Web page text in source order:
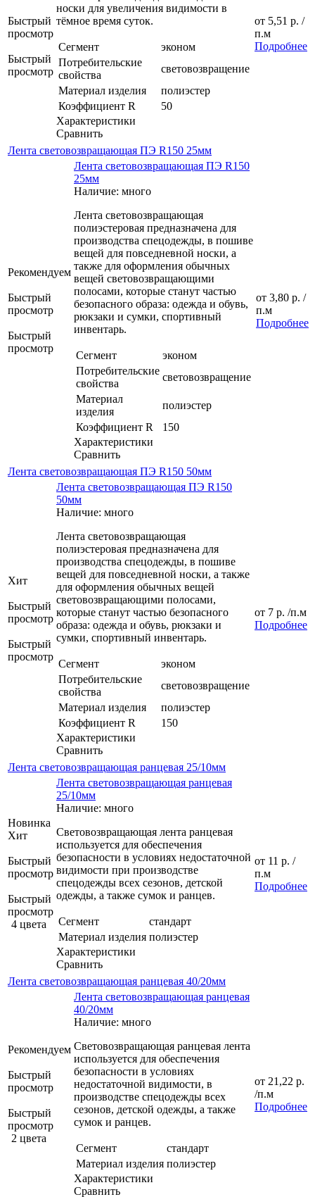
Быстрый
просмотр
Быстрый
просмотр
носки для увеличения видимости в
тёмное время суток.
Сегмент
эконом
Потребительские
свойства
световозвращение
Материал изделия
полиэстер
Коэффициент R
50
Характеристики
Сравнить
от 5,51 р. /
п.м
Подробнее
Лента световозвращающая ПЭ R150 25мм
Рекомендуем
Быстрый
просмотр
Быстрый
просмотр
Лента световозвращающая ПЭ R150
25мм
Наличие: много
Лента световозвращающая
полиэстеровая предназначена для
производства спецодежды, в пошиве
вещей для повседневной носки, а
также для оформления обычных
вещей световозвращающими
полосами, которые станут частью
безопасного образа: одежда и обувь,
рюкзаки и сумки, спортивный
инвентарь.
Сегмент
эконом
Потребительские
свойства
световозвращение
Материал
изделия
полиэстер
Коэффициент R
150
Характеристики
Сравнить
от 3,80 р. /
п.м
Подробнее
Лента световозвращающая ПЭ R150 50мм
Хит
Быстрый
просмотр
Быстрый
просмотр
Лента световозвращающая ПЭ R150
50мм
Наличие: много
Лента световозвращающая
полиэстеровая предназначена для
производства спецодежды, в пошиве
вещей для повседневной носки, а также
для оформления обычных вещей
световозвращающими полосами,
которые станут частью безопасного
образа: одежда и обувь, рюкзаки и
сумки, спортивный инвентарь.
Сегмент
эконом
Потребительские
свойства
световозвращение
Материал изделия
полиэстер
Коэффициент R
150
Характеристики
Сравнить
от 7 р. /п.м
Подробнее
Лента световозвращающая ранцевая 25/10мм
Новинка
Хит
Быстрый
просмотр
Быстрый
просмотр
4 цвета
Лента световозвращающая ранцевая
25/10мм
Наличие: много
Световозвращающая лента ранцевая
используется для обеспечения
безопасности в условиях недостаточной
видимости при производстве
спецодежды всех сезонов, детской
одежды, а также сумок и ранцев.
Сегмент
стандарт
Материал изделия полиэстер
Характеристики
Сравнить
от 11 р. /
п.м
Подробнее
Лента световозвращающая ранцевая 40/20мм
Рекомендуем
Быстрый
просмотр
Быстрый
просмотр
2 цвета
Лента световозвращающая ранцевая
40/20мм
Наличие: много
Световозвращающая ранцевая лента
используется для обеспечения
безопасности в условиях
недостаточной видимости, в
производстве спецодежды всех
сезонов, детской одежды, а также
сумок и ранцев.
Сегмент
стандарт
Материал изделия полиэстер
Характеристики
Сравнить
от 21,22 р.
/п.м
Подробнее